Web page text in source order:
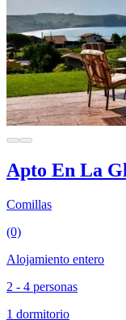
Apto En La
Comillas
(0)
Alojamiento entero
2 - 4 personas
1 dormitorio